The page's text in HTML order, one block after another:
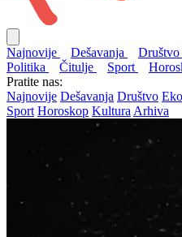
Najnovije Dešavanja Društvo
Politika
Čitulje Sport
Pratite nas:
Najnovije Dešavanja Društvo
Sport Horoskop Kultura Arhiva